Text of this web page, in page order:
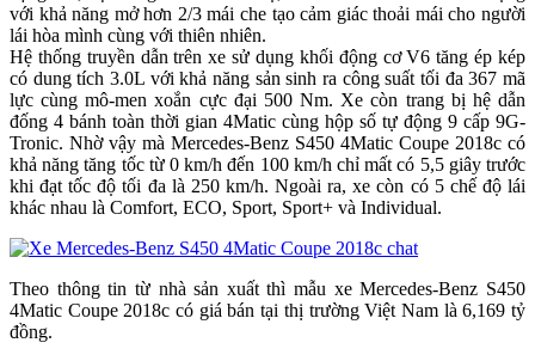
với khả năng mở hơn 2/3 mái che tạo cảm giác thoải mái cho người
lái hòa mình cùng với thiên nhiên.
Hệ thống truyền dẫn trên xe sử dụng khối động cơ V6 tăng ép kép
có dung tích 3.0L với khả năng sản sinh ra công suất tối đa 367 mã
lực cùng mô-men xoắn cực đại 500 Nm. Xe còn trang bị hệ dẫn
đống 4 bánh toàn thời gian 4Matic cùng hộp số tự động 9 cấp 9G-
Tronic. Nhờ vậy mà Mercedes-Benz S450 4Matic Coupe 2018c có
khả năng tăng tốc từ 0 km/h đến 100 km/h chỉ mất có 5,5 giây trước
khi đạt tốc độ tối đa là 250 km/h. Ngoài ra, xe còn có 5 chế độ lái
khác nhau là Comfort, ECO, Sport, Sport+ và Individual.
Theo thông tin từ nhà sản xuất thì mẫu xe Mercedes-Benz S450
4Matic Coupe 2018c có giá bán tại thị trường Việt Nam là 6,169 tỷ
đồng.